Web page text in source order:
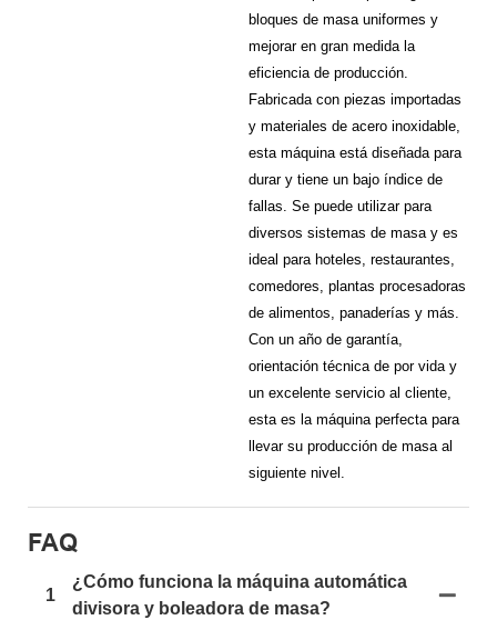
bloques de masa uniformes y
mejorar en gran medida la
eficiencia de producción.
Fabricada con piezas importadas
y materiales de acero inoxidable,
esta máquina está diseñada para
durar y tiene un bajo índice de
fallas. Se puede utilizar para
diversos sistemas de masa y es
ideal para hoteles, restaurantes,
comedores, plantas procesadoras
de alimentos, panaderías y más.
Con un año de garantía,
orientación técnica de por vida y
un excelente servicio al cliente,
esta es la máquina perfecta para
llevar su producción de masa al
siguiente nivel.
FAQ
1
¿Cómo funciona la máquina automática
divisora ​​y boleadora de masa?